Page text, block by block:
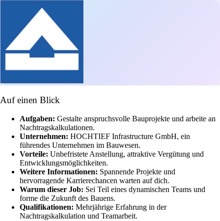
Auf einen Blick
Aufgaben: Gestalte anspruchsvolle Bauprojekte und arbeite an
Nachtragskalkulationen.
Unternehmen: HOCHTIEF Infrastructure GmbH, ein
führendes Unternehmen im Bauwesen.
Vorteile: Unbefristete Anstellung, attraktive Vergütung und
Entwicklungsmöglichkeiten.
Weitere Informationen: Spannende Projekte und
hervorragende Karrierechancen warten auf dich.
Warum dieser Job: Sei Teil eines dynamischen Teams und
forme die Zukunft des Bauens.
Qualifikationen: Mehrjährige Erfahrung in der
Nachtragskalkulation und Teamarbeit.